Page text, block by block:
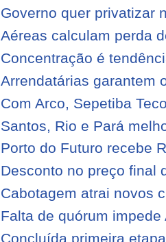
Governo quer privatizar
Aéreas calculam perda
Concentração é
Arrendatárias garantem
Com Arco, Sepetiba
Santos, Rio e Pará
Porto do Futuro recebe
Desconto no preço final
Cabotagem atrai novos
Falta de quórum
Concluída primeira